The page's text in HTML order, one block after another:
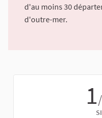
d'au moins 30
d'outre-mer.
1